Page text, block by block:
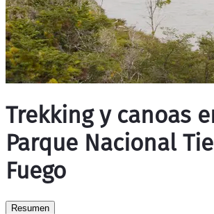
Trekking y canoas
Parque Nacional
Fuego
Resumen